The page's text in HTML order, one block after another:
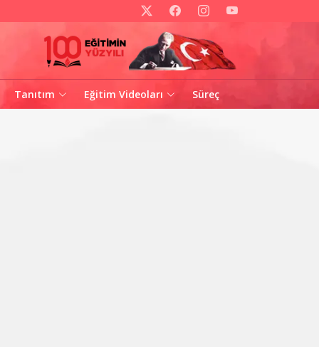
Tanıtım Eğitim Videoları Süreç